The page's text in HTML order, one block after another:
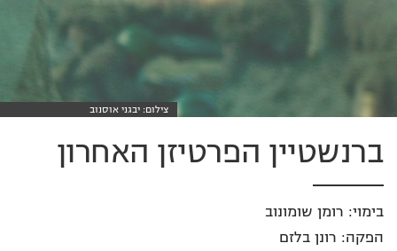
צילום: יבגני אוסנוב
ברנשטיין הפרטיזן האחרון
בימוי: רומן שומונוב
הפקה: רונן בלזם